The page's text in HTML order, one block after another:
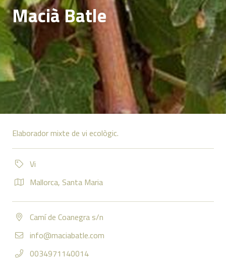
Macià Batle
Elaborador mixte de vi ecològic.
Vi
Mallorca, Santa Maria
Camí de Coanegra s/n
info@maciabatle.com
0034971140014